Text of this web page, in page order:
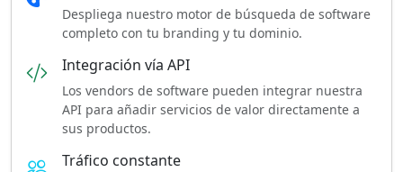
Despliega nuestro motor de búsqueda de software
completo con tu branding y tu dominio.
Integración vía API
Los vendors de software pueden integrar nuestra
API para añadir servicios de valor directamente a
sus productos.
Tráfico constante